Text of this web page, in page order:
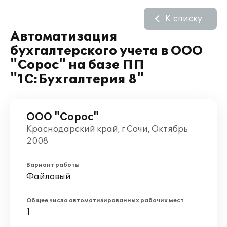
Автоматизация
бухгалтерского учета в ООО
"Сорос" на базе ПП
"1С:Бухгалтерия 8"
К списку
ООО "Сорос"
Краснодарский край, г Сочи, Октябрь
2008
Вариант работы
Файловый
Общее число автоматизированных рабочих мест
1